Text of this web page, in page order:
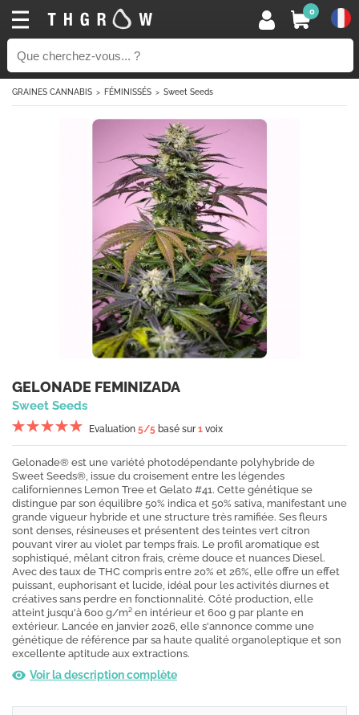
0
GRAINES CANNABIS FÉMINISSÉS Sweet Seeds
GELONADE FEMINIZADA
Sweet Seeds
Evaluation 5/5 basé sur1 voix
Gelonade® est une variété photodépendante polyhybride de
Sweet Seeds®, issue du croisement entre les légendes
californiennes Lemon Tree et Gelato #41. Cette génétique se
distingue par son équilibre 50% indica et 50% sativa, manifestant une
grande vigueur hybride et une structure très ramifiée. Ses fleurs
sont denses, résineuses et présentent des teintes vert citron
pouvant virer au violet par temps frais. Le profil aromatique est
sophistiqué, mêlant citron frais, crème douce et nuances Diesel.
Avec des taux de THC compris entre 20% et 26%, elle offre un effet
puissant, euphorisant et lucide, idéal pour les activités diurnes et
créatives sans perdre en fonctionnalité. Côté production, elle
atteint jusqu'à 600 g/m² en intérieur et 600 g par plante en
extérieur. Lancée en janvier 2026, elle s'annonce comme une
génétique de référence par sa haute qualité organoleptique et son
excellente aptitude aux extractions.
Voir la description complète